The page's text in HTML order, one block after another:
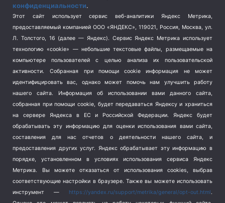
Спорт (740)
Терроризм (1)
Транспорт (262)
Туризм (178)
Флот (76)
Школа и спорт (2)
Экология (8)
Экономика (1172)
конфиденциальности.
Этот сайт использует сервис веб-аналитики Яндекс Метрика,
предоставляемый компанией ООО «ЯНДЕКС», 119021, Россия, Москва, ул.
Л. Толстого, 16 (далее — Яндекс). Сервис Яндекс Метрика использует
технологию «cookie» — небольшие текстовые файлы, размещаемые на
компьютере пользователей с целью анализа их пользовательской
активности.
Собранная при помощи cookie информация не может
идентифицировать вас, однако может помочь нам улучшить работу
нашего сайта. Информация об использовании вами данного сайта,
собранная при помощи cookie, будет передаваться Яндексу и храниться
на сервере Яндекса в ЕС и Российской Федерации. Яндекс будет
обрабатывать эту информацию для оценки использования вами сайта,
составления для нас отчетов о деятельности нашего сайта, и
предоставления других услуг. Яндекс обрабатывает эту информацию в
порядке, установленном в условиях использования сервиса Яндекс
Метрика.
Вы можете отказаться от использования cookies, выбрав
соответствующие настройки в браузере. Также вы можете использовать
инструмент — https://yandex.ru/support/metrika/general/opt-out.html.